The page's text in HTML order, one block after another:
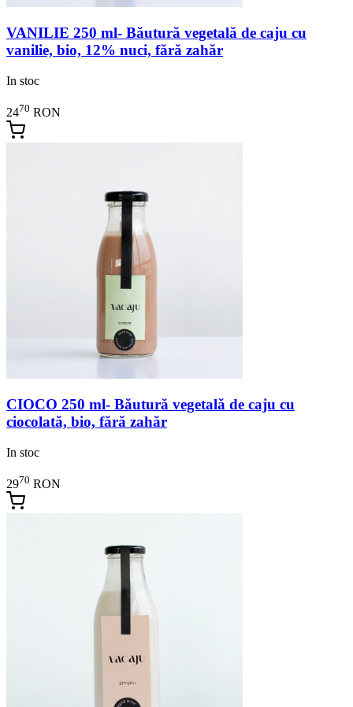
VANILIE 250 ml- Băutură vegetală de caju cu
vanilie, bio, 12% nuci, fără zahăr
In stoc
2470 RON
CIOCO 250 ml- Băutură vegetală de caju cu
ciocolată, bio, fără zahăr
In stoc
2970 RON